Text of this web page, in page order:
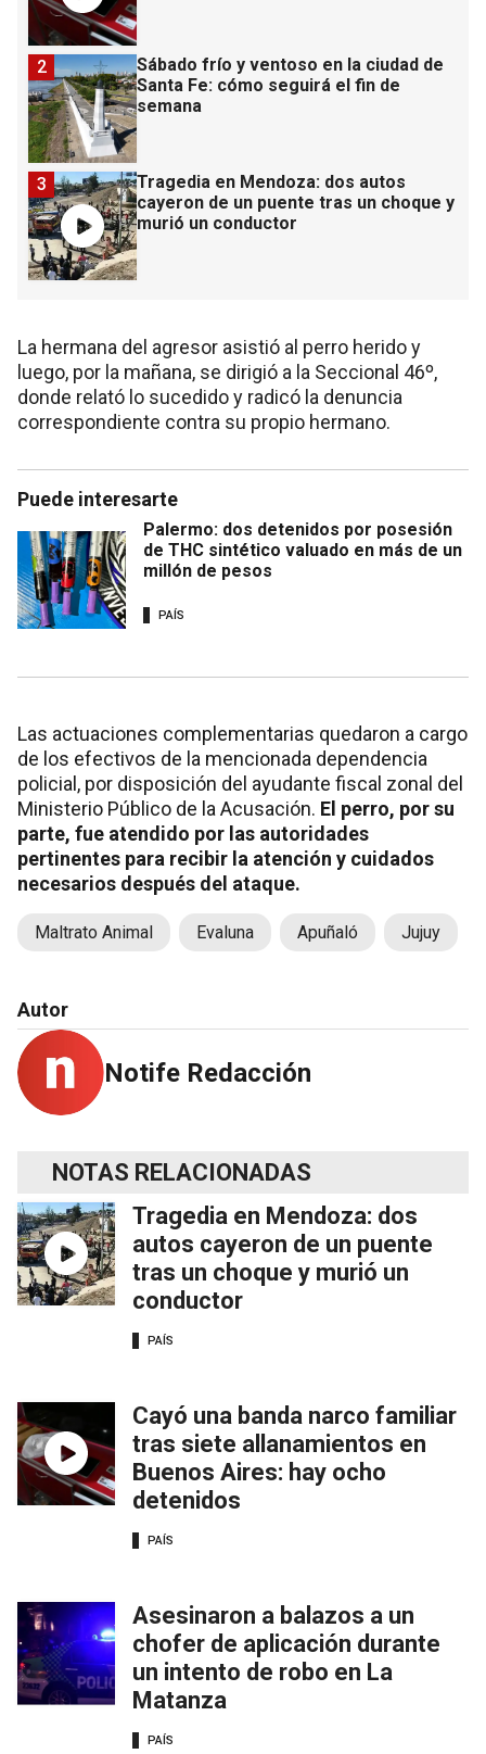
Sábado frío y ventoso en la ciudad de
Santa Fe: cómo seguirá el fin de
semana
2
Tragedia en Mendoza: dos autos
cayeron de un puente tras un choque y
murió un conductor
3
La hermana del agresor asistió al perro herido y
luego, por la mañana, se dirigió a la Seccional 46º,
donde relató lo sucedido y radicó la denuncia
correspondiente contra su propio hermano.
Puede interesarte
Palermo: dos detenidos por posesión
de THC sintético valuado en más de un
millón de pesos
PAÍS
Las actuaciones complementarias quedaron a cargo
de los efectivos de la mencionada dependencia
policial, por disposición del ayudante fiscal zonal del
Ministerio Público de la Acusación. El perro, por su
parte, fue atendido por las autoridades
pertinentes para recibir la atención y cuidados
necesarios después del ataque.
Maltrato Animal Evaluna Apuñaló Jujuy
Autor
Notife Redacción
NOTAS RELACIONADAS
Tragedia en Mendoza: dos
autos cayeron de un puente
tras un choque y murió un
conductor
PAÍS
Cayó una banda narco familiar
tras siete allanamientos en
Buenos Aires: hay ocho
detenidos
PAÍS
Asesinaron a balazos a un
chofer de aplicación durante
un intento de robo en La
Matanza
PAÍS